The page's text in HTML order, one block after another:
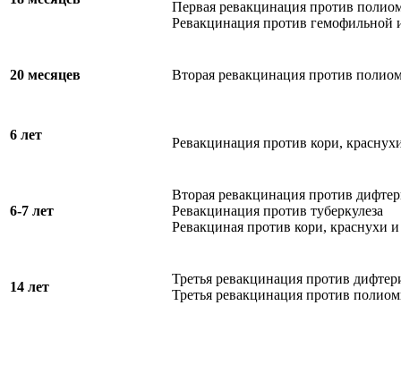
Первая ревакцинация против
Ревакцинация против
20 месяцев Вторая ревакцинация против
6 лет
Ревакцинация против кори,
6-7 лет
Вторая ревакцинация против
Ревакцинация против туберкулеза
Ревакциная против кори, краснухи
14 лет
Третья ревакцинация против
Третья ревакцинация против